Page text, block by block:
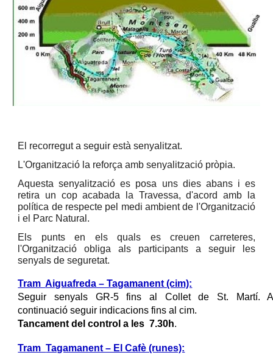
El recorregut a seguir està senyalitzat.
L'Organització la reforça amb senyalització pròpia.
Aquesta senyalització es posa uns dies abans i es
retira un cop acabada la Travessa, d'acord amb la
política de respecte pel medi ambient de l'Organització
i el Parc Natural.
Els punts en els quals es creuen carreteres,
l'Organització obliga als participants a seguir les
senyals de seguretat.
TramAiguafreda – Tagamanent (cim):
Seguir senyals GR-5 fins al Collet de St. Martí.
continuació seguir indicacions fins al cim.
Tancament del control a les 7.30h.
TramTagamanent – El Cafè (runes):